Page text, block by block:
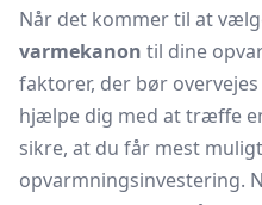
Når det kommer til at
varmekanon til dine
faktorer, der bør
hjælpe dig med at træffe
sikre, at du får mest
opvarmningsinvestering.